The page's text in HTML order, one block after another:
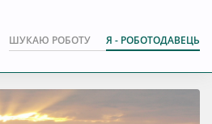
ШУКАЮ РОБОТУ Я - РОБОТОДАВЕЦЬ